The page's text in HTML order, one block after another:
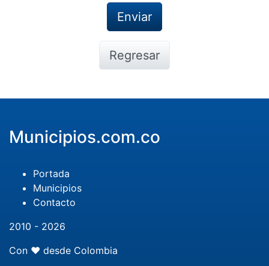
Regresar
Municipios.com.co
Portada
Municipios
Contacto
2010 - 2026
Con ❤️ desde Colombia